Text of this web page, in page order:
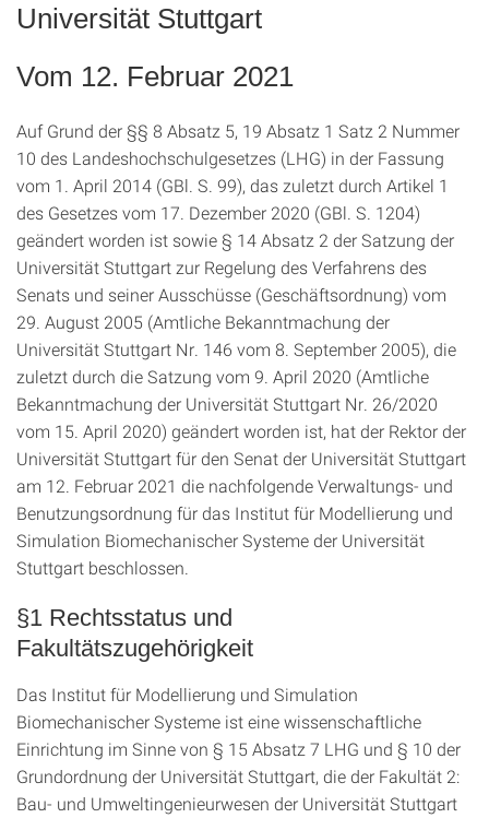
Universität Stuttgart
Vom 12. Februar 2021
Auf Grund der §§ 8 Absatz 5, 19 Absatz 1 Satz 2 Nummer
10 des Landeshochschulgesetzes (LHG) in der Fassung
vom 1. April 2014 (GBl. S. 99), das zuletzt durch Artikel 1
des Gesetzes vom 17. Dezember 2020 (GBl. S. 1204)
geändert worden ist sowie § 14 Absatz 2 der Satzung der
Universität Stuttgart zur Regelung des Verfahrens des
Senats und seiner Ausschüsse (Geschäftsordnung) vom
29. August 2005 (Amtliche Bekanntmachung der
Universität Stuttgart Nr. 146 vom 8. September 2005), die
zuletzt durch die Satzung vom 9. April 2020 (Amtliche
Bekanntmachung der Universität Stuttgart Nr. 26/2020
vom 15. April 2020) geändert worden ist, hat der Rektor der
Universität Stuttgart für den Senat der Universität Stuttgart
am 12. Februar 2021 die nachfolgende Verwaltungs- und
Benutzungsordnung für das Institut für Modellierung und
Simulation Biomechanischer Systeme der Universität
Stuttgart beschlossen.
§1 Rechtsstatus und
Fakultätszugehörigkeit
Das Institut für Modellierung und Simulation
Biomechanischer Systeme ist eine wissenschaftliche
Einrichtung im Sinne von § 15 Absatz 7 LHG und § 10 der
Grundordnung der Universität Stuttgart, die der Fakultät 2:
Bau- und Umweltingenieurwesen der Universität Stuttgart